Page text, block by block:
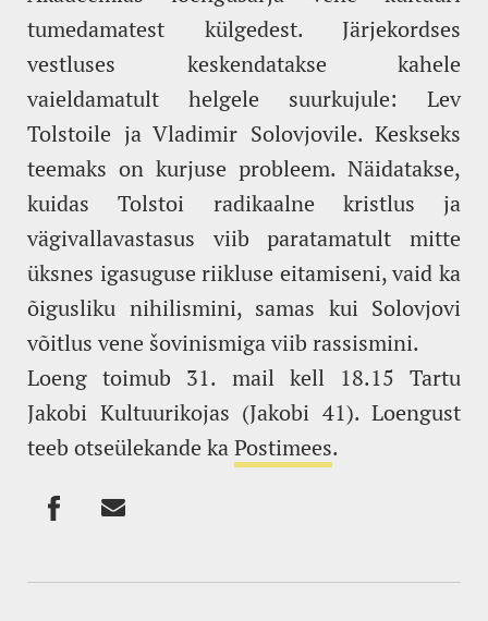
tumedamatest külgedest. Järjekordses
vestluses keskendatakse kahele
vaieldamatult helgele suurkujule: Lev
Tolstoile ja Vladimir Solovjovile. Keskseks
teemaks on kurjuse probleem. Näidatakse,
kuidas Tolstoi radikaalne kristlus ja
vägivallavastasus viib paratamatult mitte
üksnes igasuguse riikluse eitamiseni, vaid ka
õigusliku nihilismini, samas kui Solovjovi
võitlus vene šovinismiga viib rassismini.
Loeng toimub 31. mail kell 18.15 Tartu
Jakobi Kultuurikojas (Jakobi 41). Loengust
teeb otseülekande kaPostimees.